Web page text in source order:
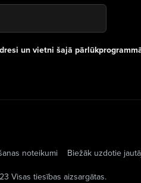
un vietni šajā
noteikumi Biežāk uzdotie
Visas tiesības aizsargātas.